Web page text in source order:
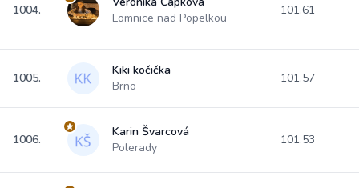
1004.
Lomnice nad Popelkou
101.61
1005.
Kiki kočička
Brno
101.57
1006.
Karin Švarcová
Polerady
101.53